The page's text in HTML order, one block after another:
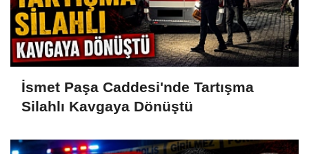
İsmet Paşa Caddesi'nde Tartışma
Silahlı Kavgaya Dönüştü